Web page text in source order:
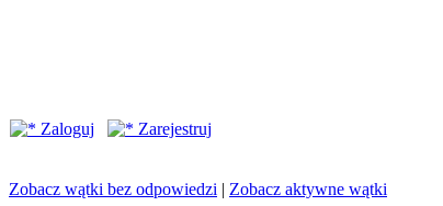
Zaloguj
Zarejestruj
Zobacz wątki bez odpowiedzi | Zobacz aktywne wątki